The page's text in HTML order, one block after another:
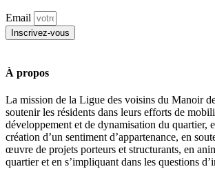
Email
Inscrivez-vous
À propos
La mission de la Ligue des voisins du Manoir
soutenir les résidents dans leurs efforts de
développement et de dynamisation du quartier,
création d’un sentiment d’appartenance, en
œuvre de projets porteurs et structurants, en
quartier et en s’impliquant dans les questions